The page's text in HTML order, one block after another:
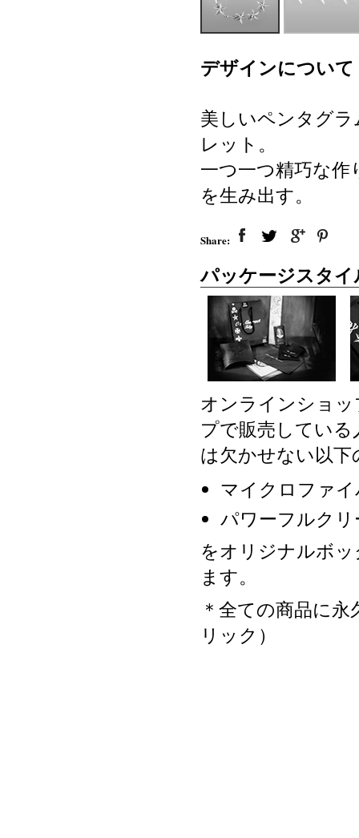
デザインについて
美しいペンタグ
レット。
一つ一つ精巧な
を生み出す。
Share:
パッケージスタ
オンラインショ
プで販売してい
は欠かせない以
マイクロファ
パワーフルク
をオリジナルボ
ます。
＊全ての商品に
リック）